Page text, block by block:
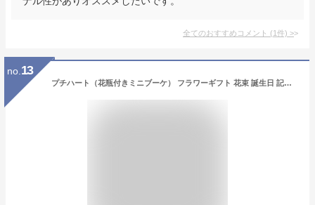
全てのおすすめコメント (1件) >
no. 13
プチハート（花瓶付きミニブーケ） フラワーギフト 花束 誕生日 記念日 プレゼント カラフルブーケ